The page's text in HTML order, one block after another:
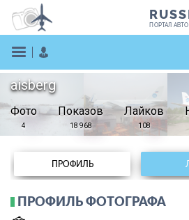
ПОРТАЛ
Поиск фотографий
Поиск в реестре
Кратко
aisberg
Фото
4
Показов
18 968
Лайков
108
ПРОФИЛЬ
ПРОФИЛЬ ФОТОГРАФА